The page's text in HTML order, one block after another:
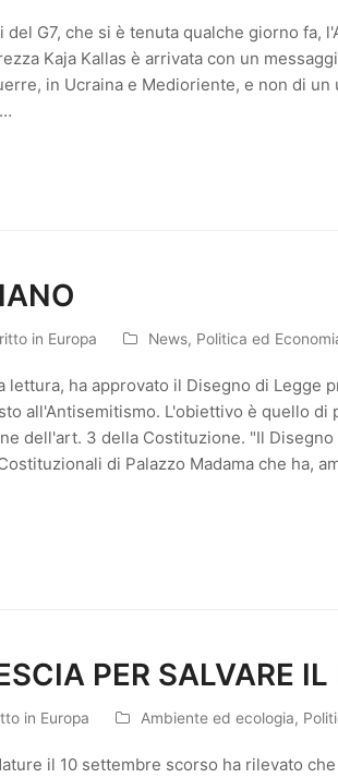
G7, che si è tenuta qualche giorno fa,
Kaja Kallas è arrivata con un
in Ucraina e Medioriente, e non di
in Europa News, Politica ed
lettura, ha approvato il Disegno di Legge
all'Antisemitismo. L'obiettivo è quello di
dell'art. 3 della Costituzione. "Il Disegno
di Palazzo Madama che ha,
PER SALVARE
in Europa Ambiente ed ecologia,
il 10 settembre scorso ha rilevato